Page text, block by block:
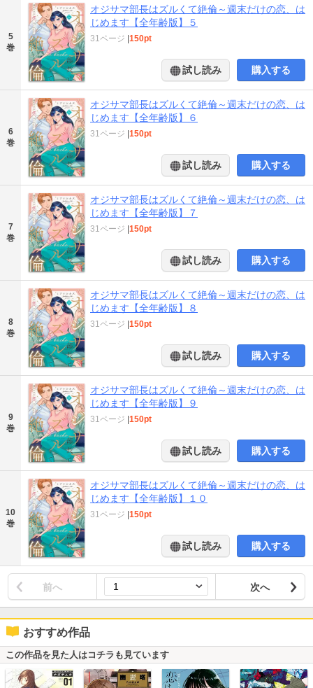
5
巻
オジサマ部長はズルくて絶倫～週末だけの恋、は
じめます【全年齢版】５
31ページ |150pt
試し読み 購入する
6
巻
オジサマ部長はズルくて絶倫～週末だけの恋、は
じめます【全年齢版】６
31ページ |150pt
試し読み 購入する
7
巻
オジサマ部長はズルくて絶倫～週末だけの恋、は
じめます【全年齢版】７
31ページ |150pt
試し読み 購入する
8
巻
オジサマ部長はズルくて絶倫～週末だけの恋、は
じめます【全年齢版】８
31ページ |150pt
試し読み 購入する
9
巻
オジサマ部長はズルくて絶倫～週末だけの恋、は
じめます【全年齢版】９
31ページ |150pt
試し読み 購入する
10
巻
オジサマ部長はズルくて絶倫～週末だけの恋、は
じめます【全年齢版】１０
31ページ |150pt
試し読み 購入する
前へ 次へ
おすすめ作品
この作品を見た人はコチラも見ています